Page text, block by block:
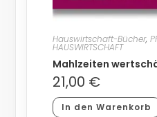
Hauswirtschaft-Bücher,
HAUSWIRTSCHAFT
Mahlzeiten
21,00 €
In den Warenkorb